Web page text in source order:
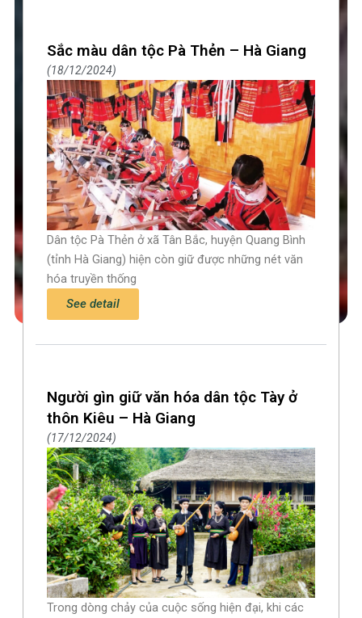
Sắc màu dân tộc Pà Thẻn – Hà Giang
18/12/2024
Dân tộc Pà Thẻn ở xã Tân Bắc, huyện Quang Bình
(tỉnh Hà Giang) hiện còn giữ được những nét văn
hóa truyền thống
See detail
Người gìn giữ văn hóa dân tộc Tày ở
thôn Kiêu – Hà Giang
17/12/2024
Trong dòng chảy của cuộc sống hiện đại, khi các